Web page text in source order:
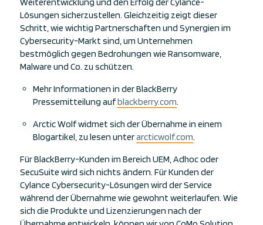
Lösungen sicherzustellen. Gleichzeitig zeigt dieser
Schritt, wie wichtig Partnerschaften und Synergien im
Cybersecurity-Markt sind, um Unternehmen
bestmöglich gegen Bedrohungen wie Ransomware,
Malware und Co. zu schützen.
Mehr Informationen in der BlackBerry
Pressemitteilung aufblackberry.com.
Arctic Wolf widmet sich der Übernahme in einem
Blogartikel, zu lesen unterarcticwolf.com.
Für BlackBerry-Kunden im Bereich UEM, Adhoc oder
SecuSuite wird sich nichts ändern. Für Kunden der
Cylance Cybersecurity-Lösungen wird der Service
während der Übernahme wie gewohnt weiterlaufen. Wie
sich die Produkte und Lizenzierungen nach der